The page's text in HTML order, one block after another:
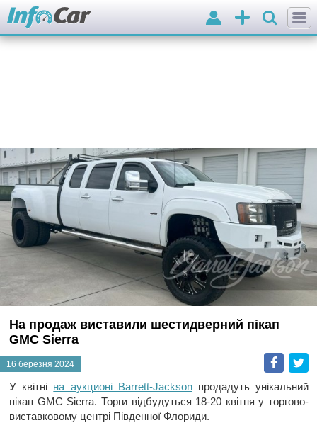
Додати
оголошення
Вхід
На продаж виставили шестидверний пікап
GMC Sierra
16 березня 2024
У квітні на аукционі Barrett-Jacksonпродадуть унікальний
пікап GMC Sierra. Торги відбудуться 18-20 квітня у торгово-
виставковому центрі Південної Флориди.